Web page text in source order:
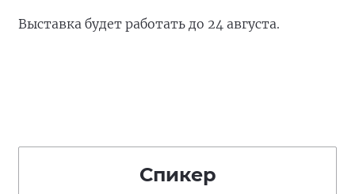
Выставка будет работать до 24 августа.
Спикер